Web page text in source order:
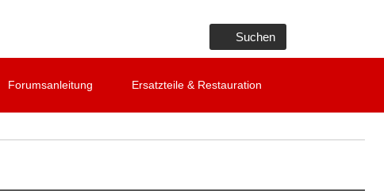
Suchen
Forumsanleitung Ersatzteile & Restauration